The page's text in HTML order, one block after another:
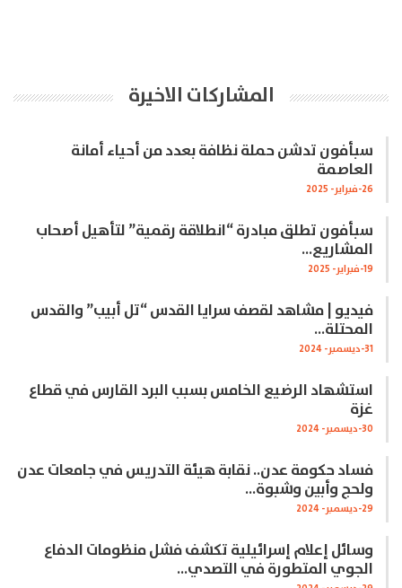
المشاركات الاخيرة
سبأفون تدشن حملة نظافة بعدد من أحياء أمانة
العاصمة
26-فبراير- 2025
سبأفون تطلق مبادرة “انطلاقة رقمية” لتأهيل أصحاب
المشاريع…
19-فبراير- 2025
فيديو | مشاهد لقصف سرايا القدس “تل أبيب” والقدس
المحتلة…
31-ديسمبر- 2024
استشهاد الرضيع الخامس بسبب البرد القارس في قطاع
غزة
30-ديسمبر- 2024
فساد حكومة عدن.. نقابة هيئة التدريس في جامعات عدن
ولحج وأبين وشبوة…
29-ديسمبر- 2024
وسائل إعلام إسرائيلية تكشف فشل منظومات الدفاع
الجوي المتطورة في التصدي…